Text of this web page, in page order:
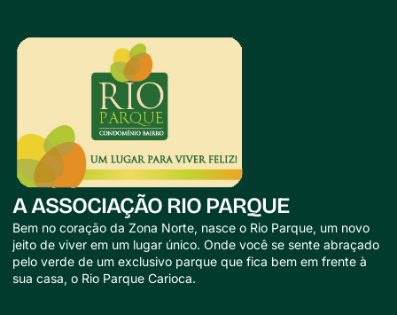
A ASSOCIAÇÃO RIO PARQUE
Bem no coração da Zona Norte, nasce o Rio Parque, um novo
jeito de viver em um lugar único. Onde você se sente abraçado
pelo verde de um exclusivo parque que fica bem em frente à
sua casa, o Rio Parque Carioca.